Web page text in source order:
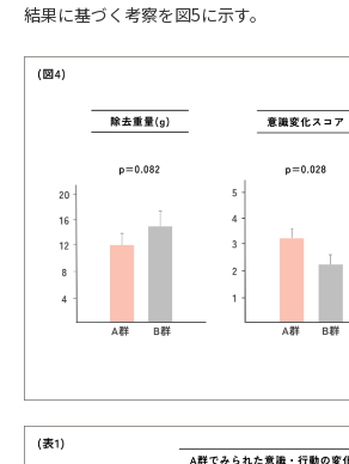
結果に基づく考察を図5に示す。